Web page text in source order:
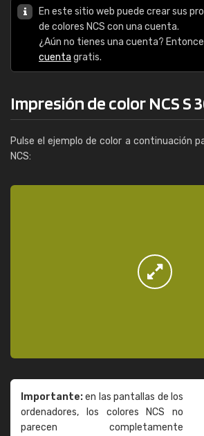
En este sitio web puede crear sus
de colores NCS con una cuenta.
¿Aún no tienes una cuenta?
cuenta gratis.
Impresión de color NCS S
Pulse el ejemplo de color a continuación
NCS:
Importante:en las pantallas de los
ordenadores, los colores NCS no
parecen completamente